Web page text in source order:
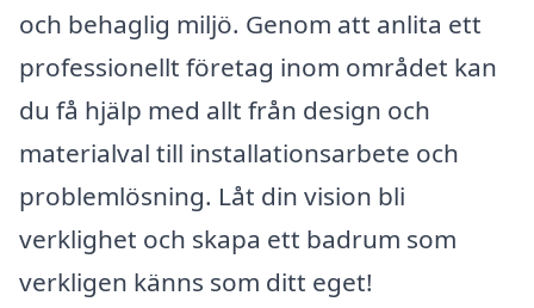
och behaglig miljö. Genom att anlita ett
professionellt företag inom området kan
du få hjälp med allt från design och
materialval till installationsarbete och
problemlösning. Låt din vision bli
verklighet och skapa ett badrum som
verkligen känns som ditt eget!